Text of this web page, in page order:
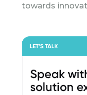
towards
LET’S TALK
Speak
solution